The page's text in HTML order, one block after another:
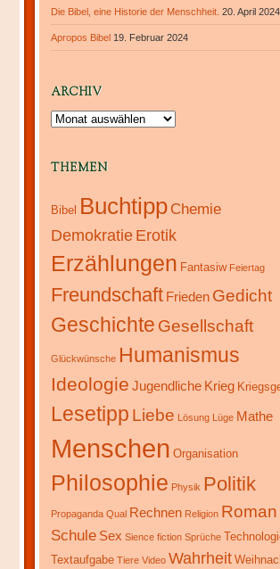
Die Bibel, eine Historie der Menschheit. 20. April 2024
Apropos Bibel 19. Februar 2024
ARCHIV
Archiv
THEMEN
Bibel Buchtipp Chemie
Demokratie Erotik
Erzählungen Fantasiw Feiertag
Freundschaft Frieden Gedicht
Geschichte Gesellschaft
Glückwünsche Humanismus
Ideologie Jugendliche Krieg
Lesetipp Liebe Lösung Lüge Mathe
Menschen Organisation
Philosophie Physik Politik
Propaganda Qual Rechnen Religion Roman
Schule Sex Sience fiction Sprüche
Textaufgabe Tiere Video Wahrheit